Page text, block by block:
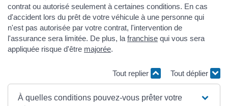
contrat ou autorisé seulement à certaines conditions. En cas
d'accident lors du prêt de votre véhicule à une personne qui
n'est pas autorisée par votre contrat, l'intervention de
l'assurance sera limitée. De plus, la franchise qui vous sera
appliquée risque d'être majorée.
Tout replier Tout déplier
À quelles conditions pouvez-vous prêter votre